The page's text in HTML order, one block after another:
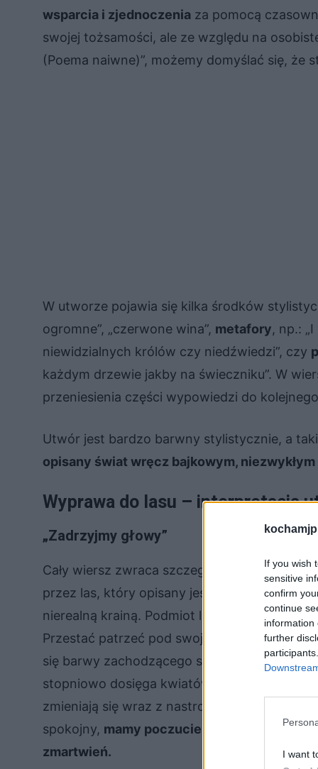
If you wish
sensitive
confirm
continue
information
further
I want
wsparcia i zjednoczenia za pomocą
swojej tożsamości, ale ze względu na
(Poema naiwne)”, możemy domyślać się, że
W utworze pojawia się kilka środków
ogromne”, „czerwone wina”, metafory, np.:
niewidzialnych królów czy niedźwiedzi”, czy
każdym drzewie jakby na świeczniku”. W
przeniesienia części wypowiedzi do
Utwór jest bardzo barwny stylistycznie, a
opisany świat wręcz bajkowym,
Wyprawa do lasu – interpretacja
„Zadrzyjmy głowy”
Cały wiersz zwraca szczególną uwagę na
przez las, który opisany jest w tak
nierealną krainą. Podmiot liryczny nakłania
Przestać patrzeć pod swoje nogi, a
się barwy zachodzącego słońca, które
stopniowo dosięga kwiatów, a padający na
zmieniają się wraz z nastrojem.
spokojny, mamy poczucie, że ten las jest
zmartwień.